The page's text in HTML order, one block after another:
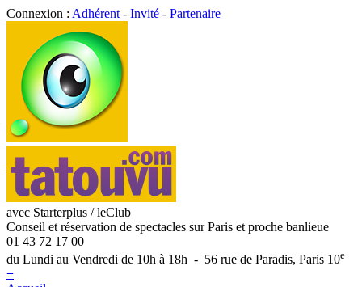
Connexion : Adhérent - Invité - Partenaire
avec Starterplus / leClub
Conseil et réservation de spectacles sur Paris et proche banlieue
01 43 72 17 00
du Lundi au Vendredi de 10h à 18h - 56 rue de Paradis, Paris 10e
≡